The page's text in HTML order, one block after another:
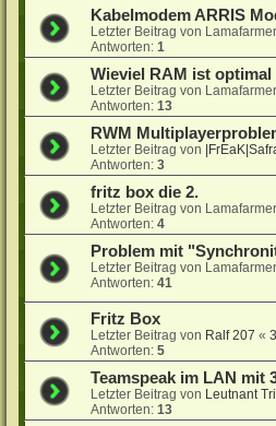
Kabelmodem ARRIS
Letzter Beitrag von Lamafarmer
Antworten:1
Wieviel RAM ist
Letzter Beitrag von Lamafarmer
Antworten:13
RWM
Letzter Beitrag von
Antworten:3
fritz box die 2.
Letzter Beitrag von Lamafarmer
Antworten:4
Problem mit
Letzter Beitrag von Lamafarmer
Antworten:41
Fritz Box
Letzter Beitrag von Ralf 207 «
Antworten:5
Teamspeak im LAN mit
Letzter Beitrag von Leutnant
Antworten:13